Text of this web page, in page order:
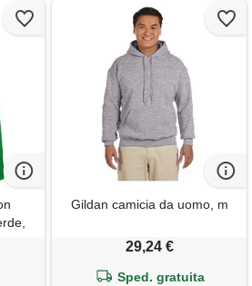
Gildan camicia da uomo, m
29,24 €
Sped. gratuita